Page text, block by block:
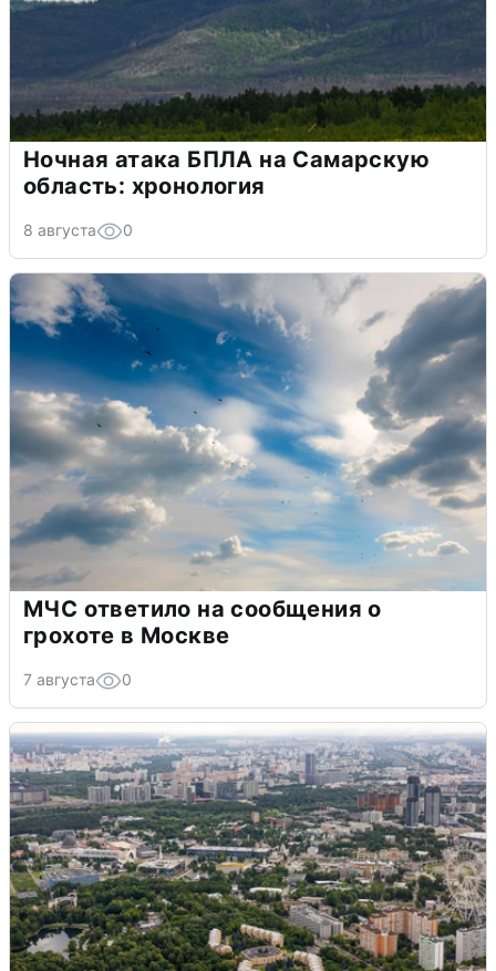
Ночная атака БПЛА на Самарскую
область: хронология
8 августа 0
МЧС ответило на сообщения о
грохоте в Москве
7 августа 0